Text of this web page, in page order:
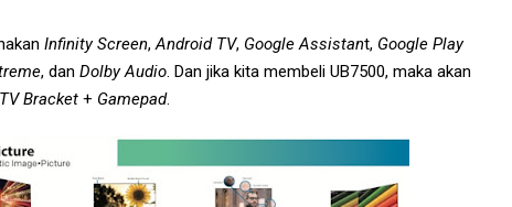
Infinity Screen,Android TV, Google Assistant, Google Play
, dan Dolby Audio. Dan jika kita membeli UB7500, maka akan
Bracket + Gamepad.